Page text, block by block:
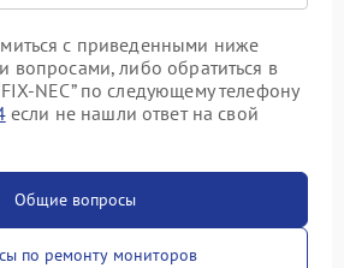
с приведенными ниже
вопросами, либо обратиться в
NEC” по следующему телефону
если не нашли ответ на свой
Общие вопросы
по ремонту мониторов